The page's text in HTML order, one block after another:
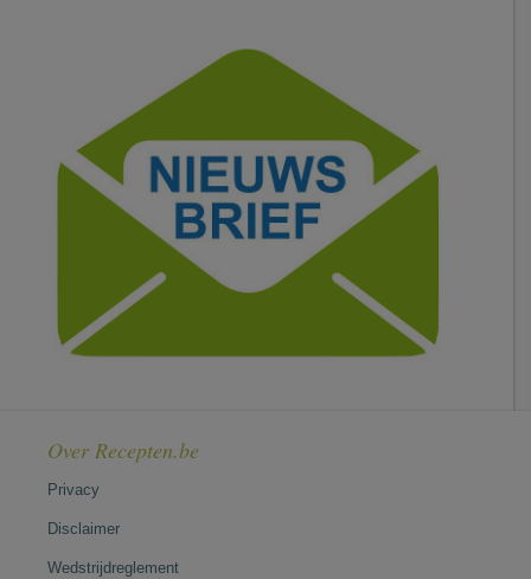
Over Recepten.be
Privacy
Disclaimer
Wedstrijdreglement